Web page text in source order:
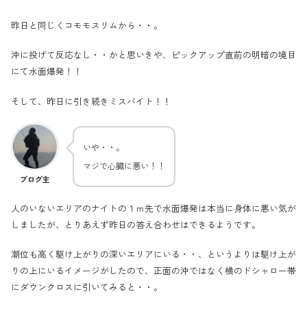
昨日と同じくコモモスリムから・・。
沖に投げて反応なし・・かと思いきや、ピックアップ直前の明暗の境目
にて水面爆発！！
そして、昨日に引き続きミスバイト！！
ブログ主
いや・・。
マジで心臓に悪い！！
人のいないエリアのナイトの１ｍ先で水面爆発は本当に身体に悪い気が
しましたが、とりあえず昨日の答え合わせはできるようです。
潮位も高く駆け上がりの深いエリアにいる・・、というよりは駆け上が
りの上にいるイメージがしたので、正面の沖ではなく横のドシャロー帯
にダウンクロスに引いてみると・・。